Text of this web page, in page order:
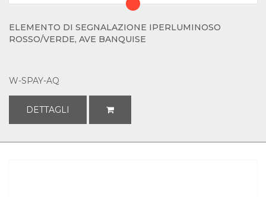
ELEMENTO DI SEGNALAZIONE IPERLUMINOSO
ROSSO/VERDE, AVE BANQUISE
W-SPAY-AQ
DETTAGLI